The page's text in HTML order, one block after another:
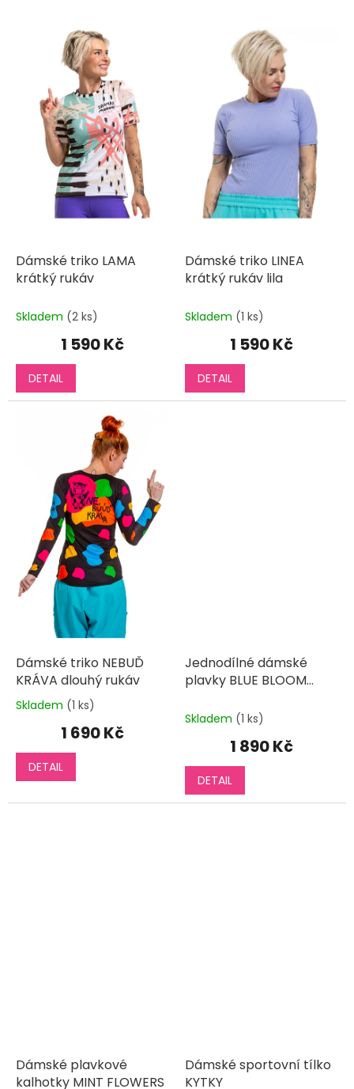
Dámské triko LAMA
krátký rukáv
Skladem (2 ks)
1 590 Kč
DETAIL
Dámské triko LINEA
krátký rukáv lila
Skladem (1 ks)
1 590 Kč
DETAIL
Dámské triko NEBUĎ
KRÁVA dlouhý rukáv
Průměrné
produktu
je
5,0
z
Skladem (1 ks)
1 690 Kč
DETAIL
Jednodílné dámské
plavky BLUE BLOOM
Skladem (1 ks)
1 890 Kč
DETAIL
Dámské plavkové
kalhotky MINT FLOWERS
Dámské sportovní tílko
KYTKY